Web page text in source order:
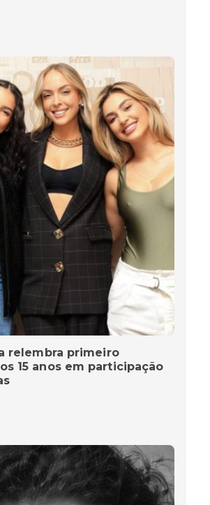
relembra primeiro
15 anos em participação